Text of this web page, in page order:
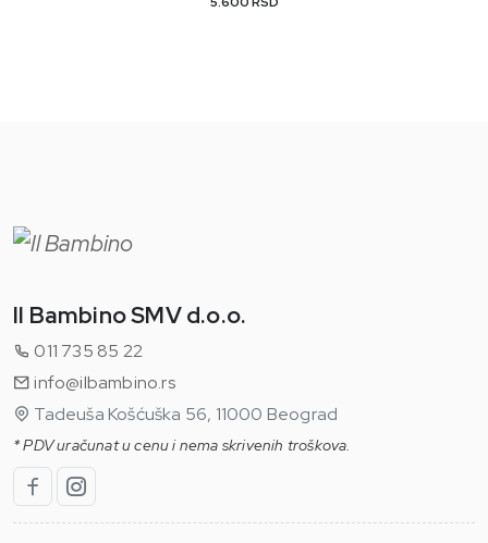
Il Bambino SMV d.o.o.
011 735 85 22
info@ilbambino.rs
Tadeuša Košćuška 56, 11000 Beograd
* PDV uračunat u cenu i nema skrivenih troškova.